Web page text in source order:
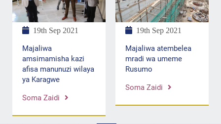
19th Sep 2021
Majaliwa
amsimamisha kazi
afisa manunuzi wilaya
ya Karagwe
Soma Zaidi
19th Sep 2021
Majaliwa atembelea
mradi wa umeme
Rusumo
Soma Zaidi